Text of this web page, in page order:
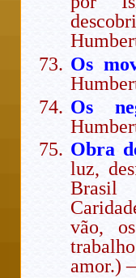
Os
Os
Obra
luz,
vão,
amor.)